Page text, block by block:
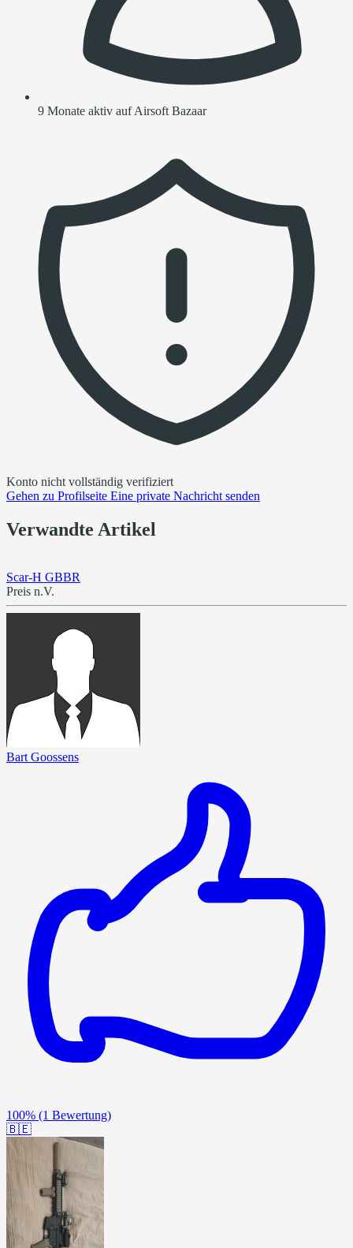
9 Monate aktiv auf Airsoft Bazaar
Konto nicht vollständig verifiziert
Gehen zu Profilseite Eine private Nachricht senden
Verwandte Artikel
Scar-H GBBR
Preis n.V.
Bart Goossens
100% (1 Bewertung)
🇧🇪